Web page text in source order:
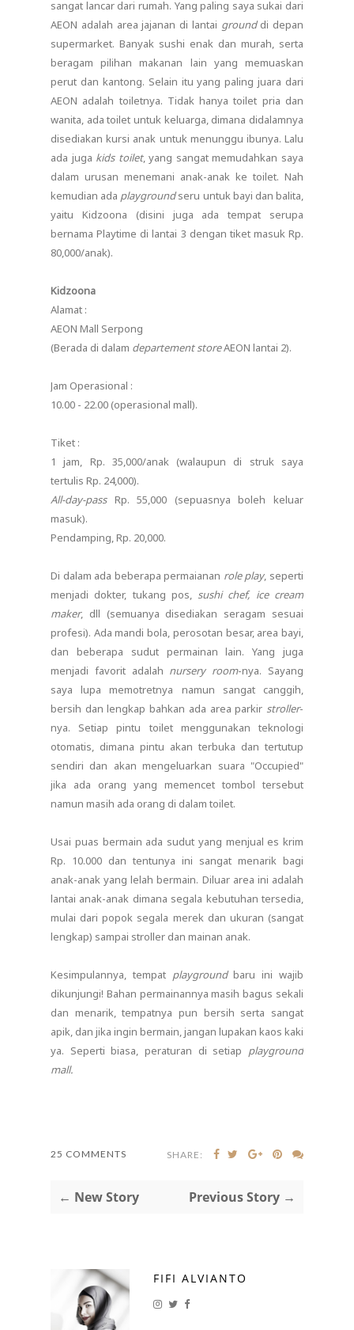
sangat lancar dari rumah. Yang paling saya sukai dari
AEON adalah area jajanan di lantai grounddi depan
supermarket. Banyak sushi enak dan murah, serta
beragam pilihan makanan lain yang memuaskan
perut dan kantong. Selain itu yang paling juara dari
AEON adalah toiletnya. Tidak hanya toilet pria dan
wanita, ada toilet untuk keluarga, dimana didalamnya
disediakan kursi anak untuk menunggu ibunya. Lalu
ada juga kids toilet, yang sangat memudahkan saya
dalam urusan menemani anak-anak ke toilet. Nah
kemudian ada playgroundseru untuk bayi dan balita,
yaitu Kidzoona (disini juga ada tempat serupa
bernama Playtime di lantai 3 dengan tiket masuk Rp.
80,000/anak).
Kidzoona
Alamat :
AEON Mall Serpong
(Berada di dalam departement storeAEON lantai 2).
Jam Operasional :
10.00 - 22.00 (operasional mall).
Tiket :
1 jam, Rp. 35,000/anak (walaupun di struk saya
tertulis Rp. 24,000).
All-day-passRp. 55,000 (sepuasnya boleh keluar
masuk).
Pendamping, Rp. 20,000.
Di dalam ada beberapa permaianan role play, seperti
menjadi dokter, tukang pos,
sushi chef, ice cream
maker, dll (semuanya disediakan seragam sesuai
profesi). Ada mandi bola, perosotan besar, area bayi,
dan beberapa sudut permainan lain. Yang juga
menjadi favorit adalah nursery room-nya. Sayang
saya lupa memotretnya namun sangat canggih,
bersih dan lengkap bahkan ada area parkir stroller-
nya. Setiap pintu toilet menggunakan teknologi
otomatis, dimana pintu akan terbuka dan tertutup
sendiri dan akan mengeluarkan suara "Occupied"
jika ada orang yang memencet tombol tersebut
namun masih ada orang di dalam toilet.
Usai puas bermain ada sudut yang menjual es krim
Rp. 10.000 dan tentunya ini sangat menarik bagi
anak-anak yang lelah bermain. Diluar area ini adalah
lantai anak-anak dimana segala kebutuhan tersedia,
mulai dari popok segala merek dan ukuran (sangat
lengkap) sampai stroller dan mainan anak.
Kesimpulannya, tempat playgroundbaru ini wajib
dikunjungi! Bahan permainannya masih bagus sekali
dan menarik, tempatnya pun bersih serta sangat
apik, dan jika ingin bermain, jangan lupakan kaos kaki
ya. Seperti biasa, peraturan di setiap playground
mall.
25 COMMENTS SHARE:
← New Story Previous Story →
FIFI ALVIANTO